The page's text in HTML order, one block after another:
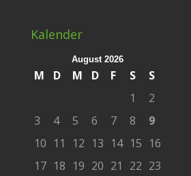
Kalender
August 2026
M D M D F S
S
1
2
3
4 5 6 7 8
9
10 11 12 13 14 15 16
17 18 19 20 21 22 23